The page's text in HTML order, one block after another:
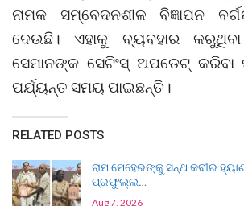
ନାମକ ସମ୍ବେଦନଶୀଳ ବିଜ୍ଞାପନ
ଦେଉଛି। ଏହାକୁ ବ୍ୟବହାର
ସେମାନଙ୍କ ସେଟିଂସ୍ ଅପଡେଟ୍
ପର୍ଯ୍ୟନ୍ତ ସମୟ ପାଇଛନ୍ତି।
RELATED POSTS
ରାମ ମେହେରଙ୍କୁ ସନ୍ଥ କବୀର
ପ୍ରଫୁଲ୍ଲ…
Aug 7, 2026